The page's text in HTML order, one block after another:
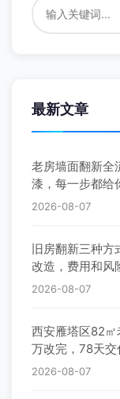
最新文章
老房墙面翻新全
漆，每一步都给
2026-08-07
旧房翻新三种方
改造，费用和风
2026-08-07
西安雁塔区82
万改完，78天
2026-08-07